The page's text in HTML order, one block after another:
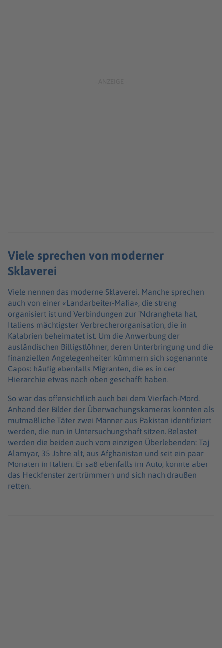
Viele sprechen von moderner
Sklaverei
Viele nennen das moderne Sklaverei. Manche sprechen
auch von einer «Landarbeiter-Mafia», die streng
organisiert ist und Verbindungen zur 'Ndrangheta hat,
Italiens mächtigster Verbrecherorganisation, die in
Kalabrien beheimatet ist. Um die Anwerbung der
ausländischen Billigstlöhner, deren Unterbringung und die
finanziellen Angelegenheiten kümmern sich sogenannte
Capos: häufig ebenfalls Migranten, die es in der
Hierarchie etwas nach oben geschafft haben.
So war das offensichtlich auch bei dem Vierfach-Mord.
Anhand der Bilder der Überwachungskameras konnten als
mutmaßliche Täter zwei Männer aus Pakistan identifiziert
werden, die nun in Untersuchungshaft sitzen. Belastet
werden die beiden auch vom einzigen Überlebenden: Taj
Alamyar, 35 Jahre alt, aus Afghanistan und seit ein paar
Monaten in Italien. Er saß ebenfalls im Auto, konnte aber
das Heckfenster zertrümmern und sich nach draußen
retten.